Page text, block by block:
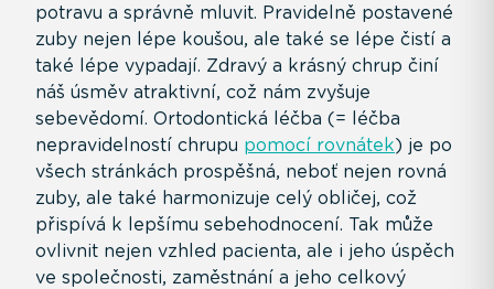
potravu a správně mluvit. Pravidelně postavené
zuby nejen lépe koušou, ale také se lépe čistí a
také lépe vypadají. Zdravý a krásný chrup činí
náš úsměv atraktivní, což nám zvyšuje
sebevědomí. Ortodontická léčba (= léčba
nepravidelností chrupu pomocí rovnátek) je po
všech stránkách prospěšná, neboť nejen rovná
zuby, ale také harmonizuje celý obličej, což
přispívá k lepšímu sebehodnocení. Tak může
ovlivnit nejen vzhled pacienta, ale i jeho úspěch
ve společnosti, zaměstnání a jeho celkový